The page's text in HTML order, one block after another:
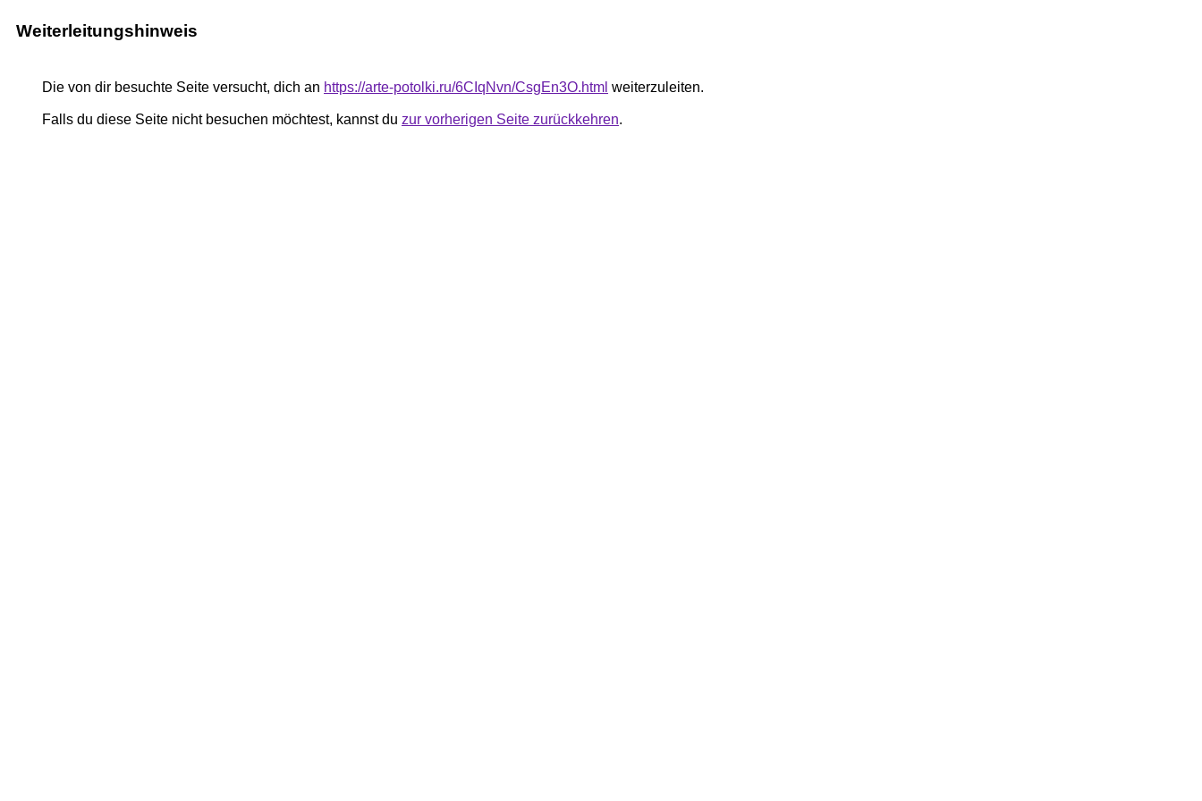
Weiterleitungshinweis
Die von dir besuchte Seite versucht, dich an https://arte-potolki.ru/6CIqNvn/CsgEn3O.html weiterzuleiten.
Falls du diese Seite nicht besuchen möchtest, kannst du zur vorherigen Seite zurückkehren.